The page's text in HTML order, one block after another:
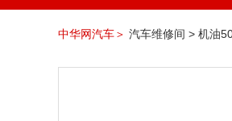
中华网汽车＞ 汽车维修间 > 机油